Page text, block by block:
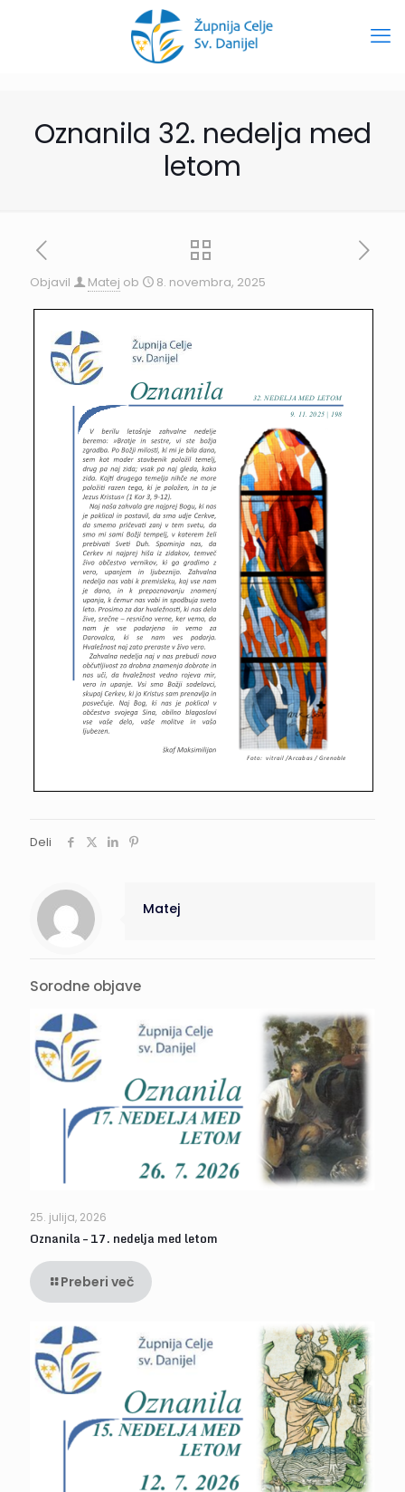
Oznanila 32. nedelja med
letom
Objavil Matej ob 8. novembra, 2025
Deli
Matej
Sorodne objave
25. julija, 2026
Oznanila – 17. nedelja med letom
Preberi več